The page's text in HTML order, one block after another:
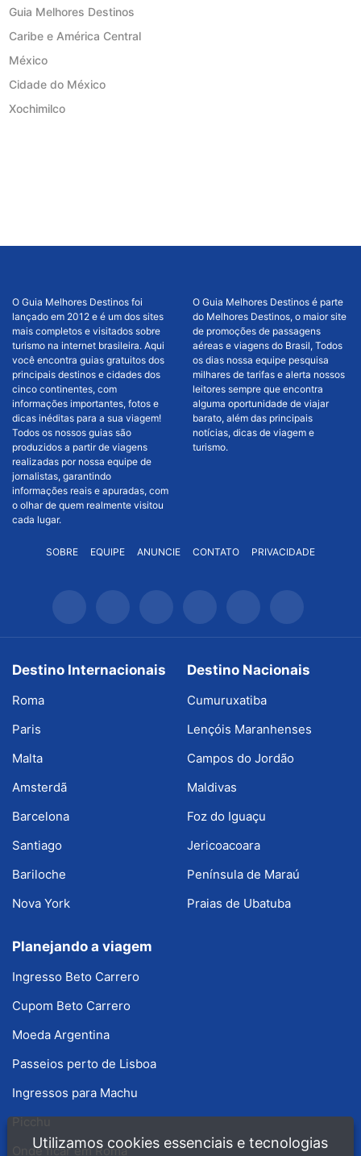
Guia Melhores Destinos
Caribe e América Central
México
Cidade do México
Xochimilco
O Guia Melhores Destinos foi
lançado em 2012 e é um dos sites
mais completos e visitados sobre
turismo na internet brasileira. Aqui
você encontra guias gratuitos dos
principais destinos e cidades dos
cinco continentes, com
informações importantes, fotos e
dicas inéditas para a sua viagem!
Todos os nossos guias são
produzidos a partir de viagens
realizadas por nossa equipe de
jornalistas, garantindo
informações reais e apuradas, com
o olhar de quem realmente visitou
cada lugar.
O Guia Melhores Destinos é parte
do Melhores Destinos, o maior site
de promoções de passagens
aéreas e viagens do Brasil, Todos
os dias nossa equipe pesquisa
milhares de tarifas e alerta nossos
leitores sempre que encontra
alguma oportunidade de viajar
barato, além das principais
notícias, dicas de viagem e
turismo.
SOBRE EQUIPE ANUNCIE CONTATO PRIVACIDADE
Destino Internacionais
Roma
Paris
Malta
Amsterdã
Barcelona
Santiago
Bariloche
Nova York
Destino Nacionais
Cumuruxatiba
Lençóis Maranhenses
Campos do Jordão
Maldivas
Foz do Iguaçu
Jericoacoara
Península de Maraú
Praias de Ubatuba
Planejando a viagem
Ingresso Beto Carrero
Cupom Beto Carrero
Moeda Argentina
Passeios perto de Lisboa
Ingressos para Machu
Picchu
Onde ficar em Roma
Utilizamos cookies essenciais e tecnologias